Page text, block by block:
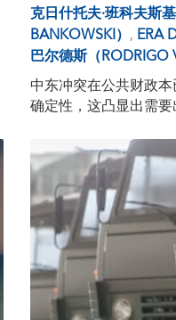
克日什托夫·班科夫斯
BANKOWSKI） , ERA
巴尔德斯（RODRIGO
中东冲突在公共财政
确定性，这凸显出需